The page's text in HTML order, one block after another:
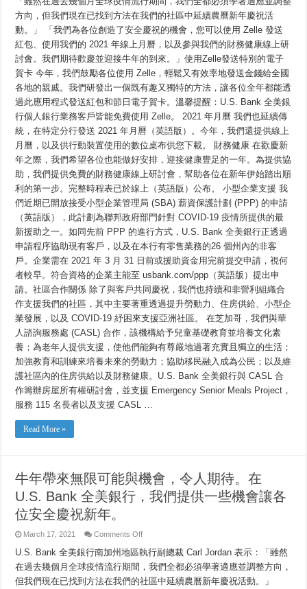
來
無
限
可
能
與
機
令
人
待。
在
U.S.
Bank
全
美
銀
行，
我
們
提
供
一
些
機
各
位
安
全
慶
祝
新
年。
方向，但我們現在已找到方法在我們的社區中延續農曆新年慶祝活
動。」 「我們為各位創造了安全慶祝的機會，您可以使用 Zelle 發送
紅包、使用我們的 2021 年線上月曆，以及參與我們的財務健康線上研
討會。我們期待歡慶並迎接牛年的到來。」使用Zelle發送特別的電子
賀卡 今年，我們鼓勵各位使用 Zelle，輕鬆又有效率地發送金錢給全國
各地的親戚。我們研發出一個既有趣又獨特的方法，讓各位全年都能透
過此應用程式發送紅包和節日電子賀卡。溫馨提醒：U.S. Bank 全美銀
行個人銀行業務客戶皆能免費使用 Zelle。 2021 年月曆 我們也延續傳
統，在特定分行發送 2021 年月曆（英語版）。今年，我們還提供線上
月曆，以及供行動裝置使用的數位桌布供您下載。 財務健康 在歡慶新
年之際，我們希望各位也能做好安排，迎接健康豐足的一年。為提供協
助，我們提供免費的財務健康線上研討會，幫助各位在新年伊始踏出順
利的第一步。完整時程表已於線上（英語版）公布。 小型企業支援 我
們近期已開放接受小型企業管理局 (SBA) 薪資保護計劃 (PPP) 的申請
（英語版），此計劃為聯邦政府部門針對 COVID-19 疫情所提供的最
新援助之一。如同先前 PPP 的進行方式，U.S. Bank 全美銀行正透過
申請程序協助現有客戶，以及在本行有零售業務的26 個州內的非客
戶。企業需在 2021 年 3 月 31 日前或援助資金用完前提交申請，視何
者較早。符合資格的企業主能至 usbank.com/ppp（英語版）提出申
請。社區合作關係 除了與客戶共同慶祝，我們也持續和非營利組織合
作支援我們的社區，其中主要著重透過提升勞動力、住房供給、小型企
業發展，以及 COVID-19 紓困來支援亞洲社區。 在芝加哥，我們與華
人諮詢服務處 (CASL) 合作，該機構給予兒童基礎教育並培養文化素
養；為老年人提供支援，使他們能夠有尊嚴地過著充實且獨立的生活；
加強教育和訓練來培養未來的勞動力；協助移民融入成為公民；以及維
護社區內的住房供給以及財務健康。U.S. Bank 全美銀行與 CASL 合
作籌辦房屋所有權研討會，並支援 Emergency Senior Meals Project，
服務 115 名長者以及支援 CASL …
Read More »
牛年帶來無限可能與機會，令人期待。在
U.S. Bank 全美銀行，我們提供一些機會讓各
位安全慶祝新年。
March 17, 2021 Comments Offon
年
帶
來
無
U.S. Bank 全美銀行南加州地區執行副總裁 Carl Jordan 表示：「雖然
在過去幾個月全球疫情流行期間，我們全都必須學著適應並調整方向，
但我們現在已找到方法在我們的社區中延續農曆新年慶祝活動。」